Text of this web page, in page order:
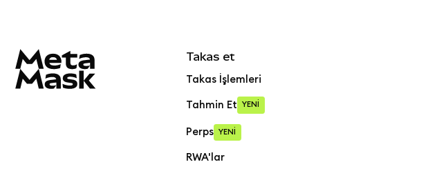
Takas et
Takas İşlemleri
Tahmin Et YENİ
Perps YENİ
RWA'lar